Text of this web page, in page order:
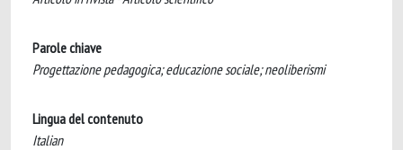
Parole chiave
Progettazione pedagogica; educazione sociale; neoliberismi
Lingua del contenuto
Italian